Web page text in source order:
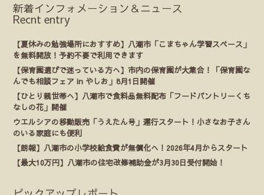
新着インフォメーション＆ニュース
Recnt entry
【夏休みの勉強場所におすすめ】八潮市「こまちゃん学習スペース」
を無料開放！予約不要で利用できます
【保育園選びで迷っている方へ】市内の保育園が大集合！「保育園な
んでも相談フェア in やしお」8月1日開催
【ひとり親世帯へ】八潮市で食料品無料配布「フードパントリーくち
なしの花」開催
ウエルシアの移動販売「うえたん号」運行スタート！小さなお子さん
のいる家庭にも便利
【朗報】八潮市の小学校給食費が無償化へ！2026年4月からスタート
【最大10万円】八潮市の住宅改修補助金が3月30日受付開始！